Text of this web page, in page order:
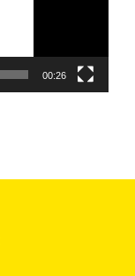
00:26